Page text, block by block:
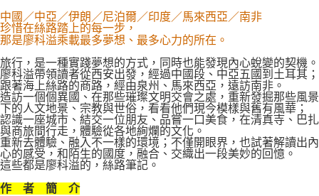
中國／中亞／伊朗／尼泊爾／印度／馬來西亞／南非
珍惜在絲路踏上的每一步，
那是廖科溢乘載最多夢想、最多心力的所在。
旅行，是一種實踐夢想的方式，同時也能發現內心蛻變的契機。
廖科溢帶領讀者從西安出發，經過中國段、中亞五國到土耳其；
跟著海上絲路的商路，經由泉州、馬來西亞，遠訪南非。
造訪一個個異國、在那些璀璨文明交會之處，重新發掘那些風景
下的人文地景、宗教與世俗，看看他們現今模樣與舊有風華；
認識一座城市、結交一位朋友、品嘗一口美食，在清真寺、巴扎
與商旅間行走，體驗從各地絢爛的文化。
重新去體驗、融入不一樣的環境；不僅開眼界，也試著解讀出內
心的感受，和陌生的國度，融合、交織出一段美妙的回憶。
這些都是廖科溢的，絲路筆記。
作 者 簡 介